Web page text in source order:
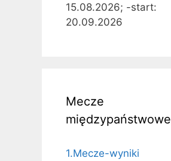
15.08.2026; -start:
20.09.2026
Mecze
międzypaństwowe
1.Mecze-wyniki